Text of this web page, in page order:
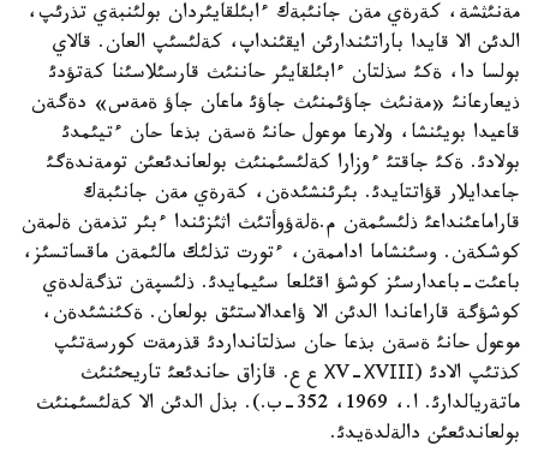
مةنئثشة، كةرةي مةن جانئبةك ءابئلقايئردان بولئنبةي تذرئپ،
الدئن الا قايدا باراتئندارئن ايقئنداپ، كةلئسئپ العان. قالاي
بولسا دا، ةكئ سذلتان ءابئلقايئر حاننئث قارسئلاسئنا كةتؤدئ
ذيعارعانئ «مةنئث جاؤئمنئث جاؤئ ماعان جاؤ ةمةس» دةگةن
قاعيدا بويئنشا، ولارعا موعول حانئ ةسةن بذعا حان ءتيئمدئ
بولادئ. ةكئ جاقتئ ءوزارا كةلئسئمنئث بولعاندئعئن تومةندةگئ
جاعدايلار قؤاتتايدئ. بئرئنشئدةن، كةرةي مةن جانئبةك
قاراماعئنداعئ ذلئسئمةن م.ةلةؤوأتئث اثئزئندا ءبئر تذمةن ةلمةن
كوشكةن. وسئنشاما اداممةن، ءتورت تذلئك مالئمةن ماقساتسئز،
باعئت-باعدارسئز كوشؤ اقئلعا سئيمايدئ. ذلئسپةن تذگةلدةي
كوشؤگة قاراعاندا الدئن الا ؤاعدالاستئق بولعان. ةكئنشئدةن،
موعول حانئ ةسةن بذعا حان سذلتانداردئ قذرمةت كورسةتئپ
كذتئپ الادئ (ХV-ХVІІІ ع ع. قازاق حاندئعئ تاريحئنئث
ماتةريالدارئ. ا.، 1969، 352-ب.). بذل الدئن الا كةلئسئمنئث
بولعاندئعئن دالةلدةيدئ.